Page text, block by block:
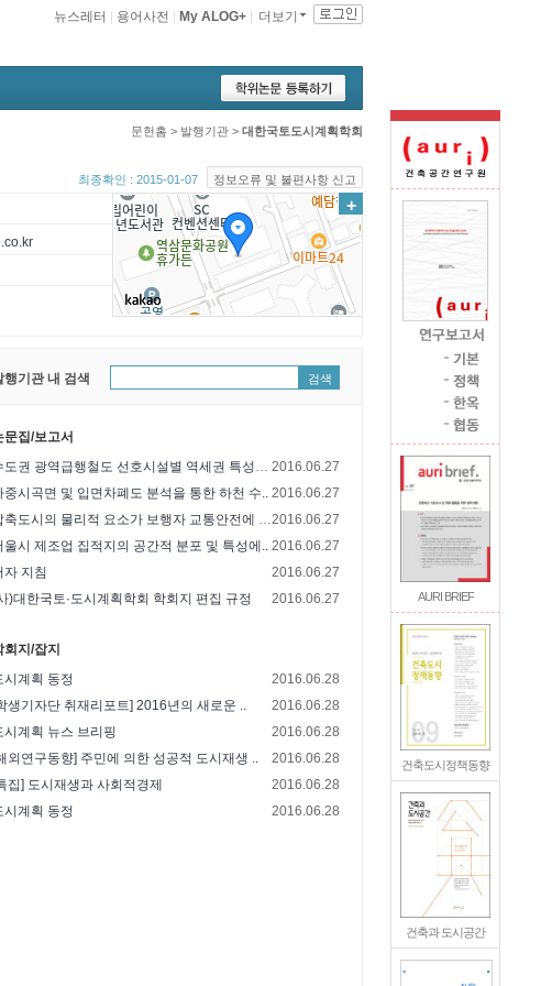
AURI BRIEF
건축도시정책동향
건축과 도시공간
더보기
My ALOG+
용어사전
뉴스레터
문헌홈 > 발행기관 > 대한국토도시계획학회
최종확인 : 2015-01-07 정보오류 및 불편사항 신고
+
행기관 내 검색 검색
문집/보고서
수도권 광역급행철도 선호시설별 역세권 특성과 .. 2016.06.27
중시곡면 및 입면차폐도 분석을 통한 하천 수.. 2016.06.27
압축도시의 물리적 요소가 보행자 교통안전에 미..2016.06.27
울시 제조업 집적지의 공간적 분포 및 특성에.. 2016.06.27
자 지침
2016.06.27
)대한국토·도시계획학회 학회지 편집 규정
2016.06.27
회지/잡지
시계획 동정
2016.06.28
생기자단 취재리포트] 2016년의 새로운 ..
2016.06.28
시계획 뉴스 브리핑
2016.06.28
외연구동향] 주민에 의한 성공적 도시재생 ..
2016.06.28
집] 도시재생과 사회적경제
2016.06.28
시계획 동정
2016.06.28